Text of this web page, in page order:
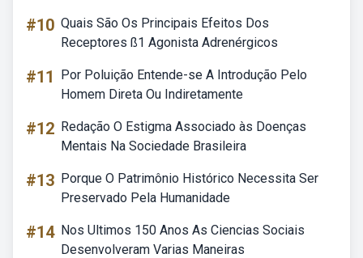
#10 Quais São Os Principais Efeitos Dos
Receptores ß1 Agonista Adrenérgicos
#11
Por Poluição Entende-se A Introdução Pelo
Homem Direta Ou Indiretamente
#12 Redação O Estigma Associado às Doenças
Mentais Na Sociedade Brasileira
#13 Porque O Patrimônio Histórico Necessita Ser
Preservado Pela Humanidade
#14 Nos Ultimos 150 Anos As Ciencias Sociais
Desenvolveram Varias Maneiras